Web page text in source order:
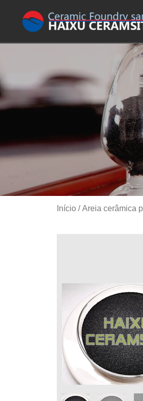
Início /Areia cerâmica